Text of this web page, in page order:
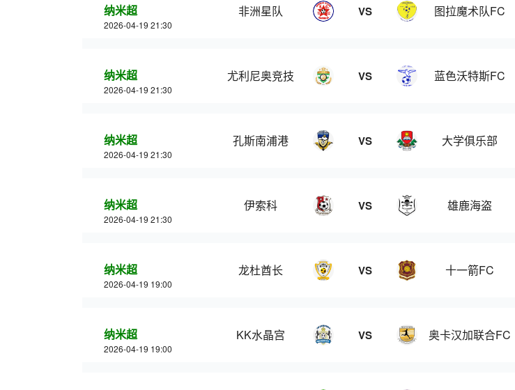
纳米超
2026-04-19 21:30
非洲星队 VS 图拉魔术队FC
纳米超
2026-04-19 21:30
尤利尼奥竞技 VS 蓝色沃特斯FC
纳米超
2026-04-19 21:30
孔斯南浦港 VS 大学俱乐部
纳米超
2026-04-19 21:30
伊索科 VS 雄鹿海盗
纳米超
2026-04-19 19:00
龙杜酋长 VS 十一箭FC
纳米超
2026-04-19 19:00
KK水晶宫 VS 奥卡汉加联合FC